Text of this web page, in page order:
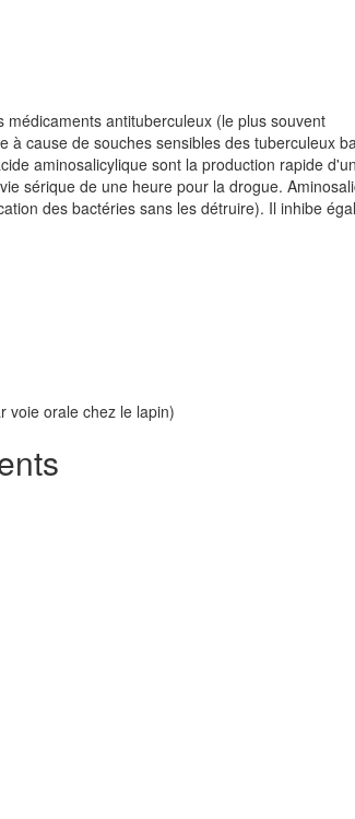
antituberculeux (le plus souvent
cause de souches sensibles des tuberculeux
aminosalicylique sont la production rapide d'un
sérique de une heure pour la drogue.
des bactéries sans les détruire). Il inhibe
voie orale chez le lapin)